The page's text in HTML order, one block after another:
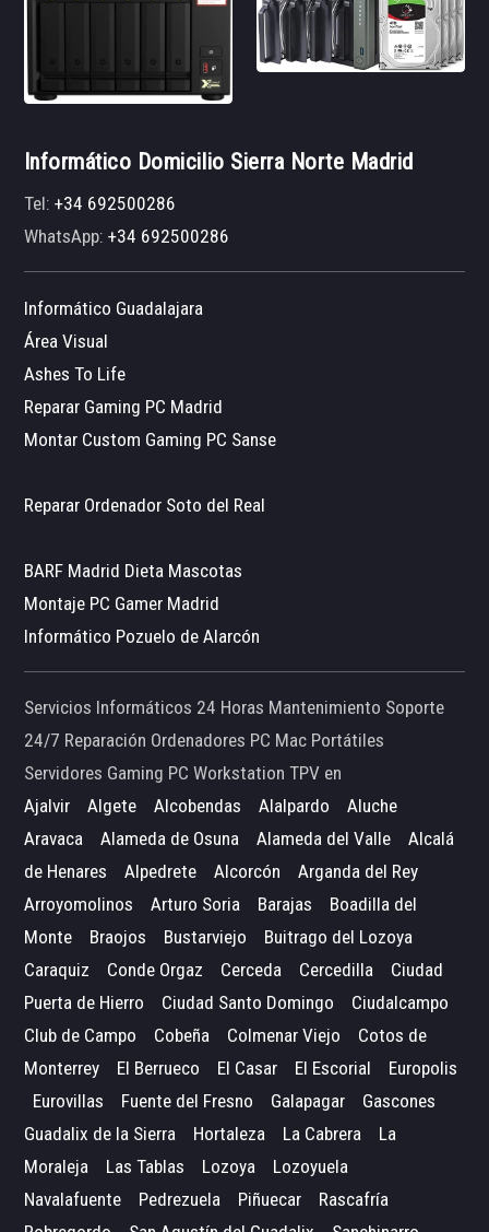
Informático Domicilio Sierra Norte Madrid
Tel:+34 692500286
WhatsApp:+34 692500286
Informático Guadalajara
Área Visual
Ashes To Life
Reparar Gaming PC Madrid
Montar Custom Gaming PC Sanse
Reparar Ordenador Soto del Real
BARF Madrid Dieta Mascotas
Montaje PC Gamer Madrid
Informático Pozuelo de Alarcón
Servicios Informáticos 24 Horas Mantenimiento Soporte
24/7 Reparación Ordenadores PC Mac Portátiles
Servidores Gaming PC Workstation TPV en
Ajalvir
Algete Alcobendas Alalpardo
Aluche
Aravaca
Alameda de Osuna Alameda del Valle
Alcalá
de Henares
Alpedrete Alcorcón
Arganda del Rey
Arroyomolinos
Arturo Soria Barajas
Boadilla del
Monte
Braojos Bustarviejo
Buitrago del Lozoya
Caraquiz
Conde Orgaz Cerceda Cercedilla
Ciudad
Puerta de Hierro
Ciudad Santo Domingo
Ciudalcampo
Club de Campo
Cobeña Colmenar Viejo
Cotos de
Monterrey
El Berrueco El Casar El Escorial
Europolis
Eurovillas
Fuente del Fresno Galapagar
Gascones
Guadalix de la Sierra
Hortaleza La Cabrera
La
Moraleja
Las Tablas Lozoya
Lozoyuela
Navalafuente
Pedrezuela Piñuecar
Rascafría